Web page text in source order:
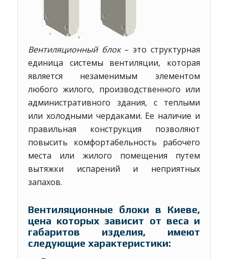
Вентиляционный блок– это структурная
единица системы вентиляции, которая
является незаменимым элементом
любого жилого, производственного или
административного здания, с теплыми
или холодными чердаками. Ее наличие и
правильная конструкция позволяют
повысить комфортабельность рабочего
места или жилого помещения путем
вытяжки испарений и неприятных
запахов.
Вентиляционные блоки в Киеве,
цена которых зависит от веса и
габаритов изделия, имеют
следующие характеристики: